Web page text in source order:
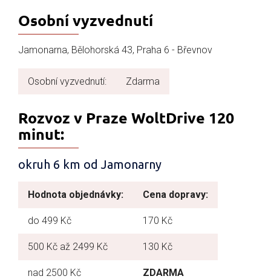
Osobní vyzvednutí
Jamonarna, Bělohorská 43, Praha 6 - Břevnov
Osobní vyzvednutí: Zdarma
Rozvoz v Praze WoltDrive 120
minut:
okruh 6 km od Jamonarny
Hodnota objednávky: Cena dopravy:
do 499 Kč 170 Kč
500 Kč až 2499 Kč 130 Kč
nad 2500 Kč ZDARMA